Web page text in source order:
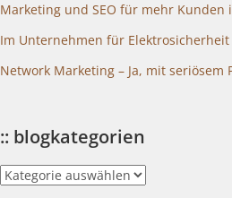
Marketing und SEO für mehr
Im Unternehmen für Elektrosicherheit
Network Marketing – Ja, mit seriösem
:: blogkategorien
::
blogkategorien